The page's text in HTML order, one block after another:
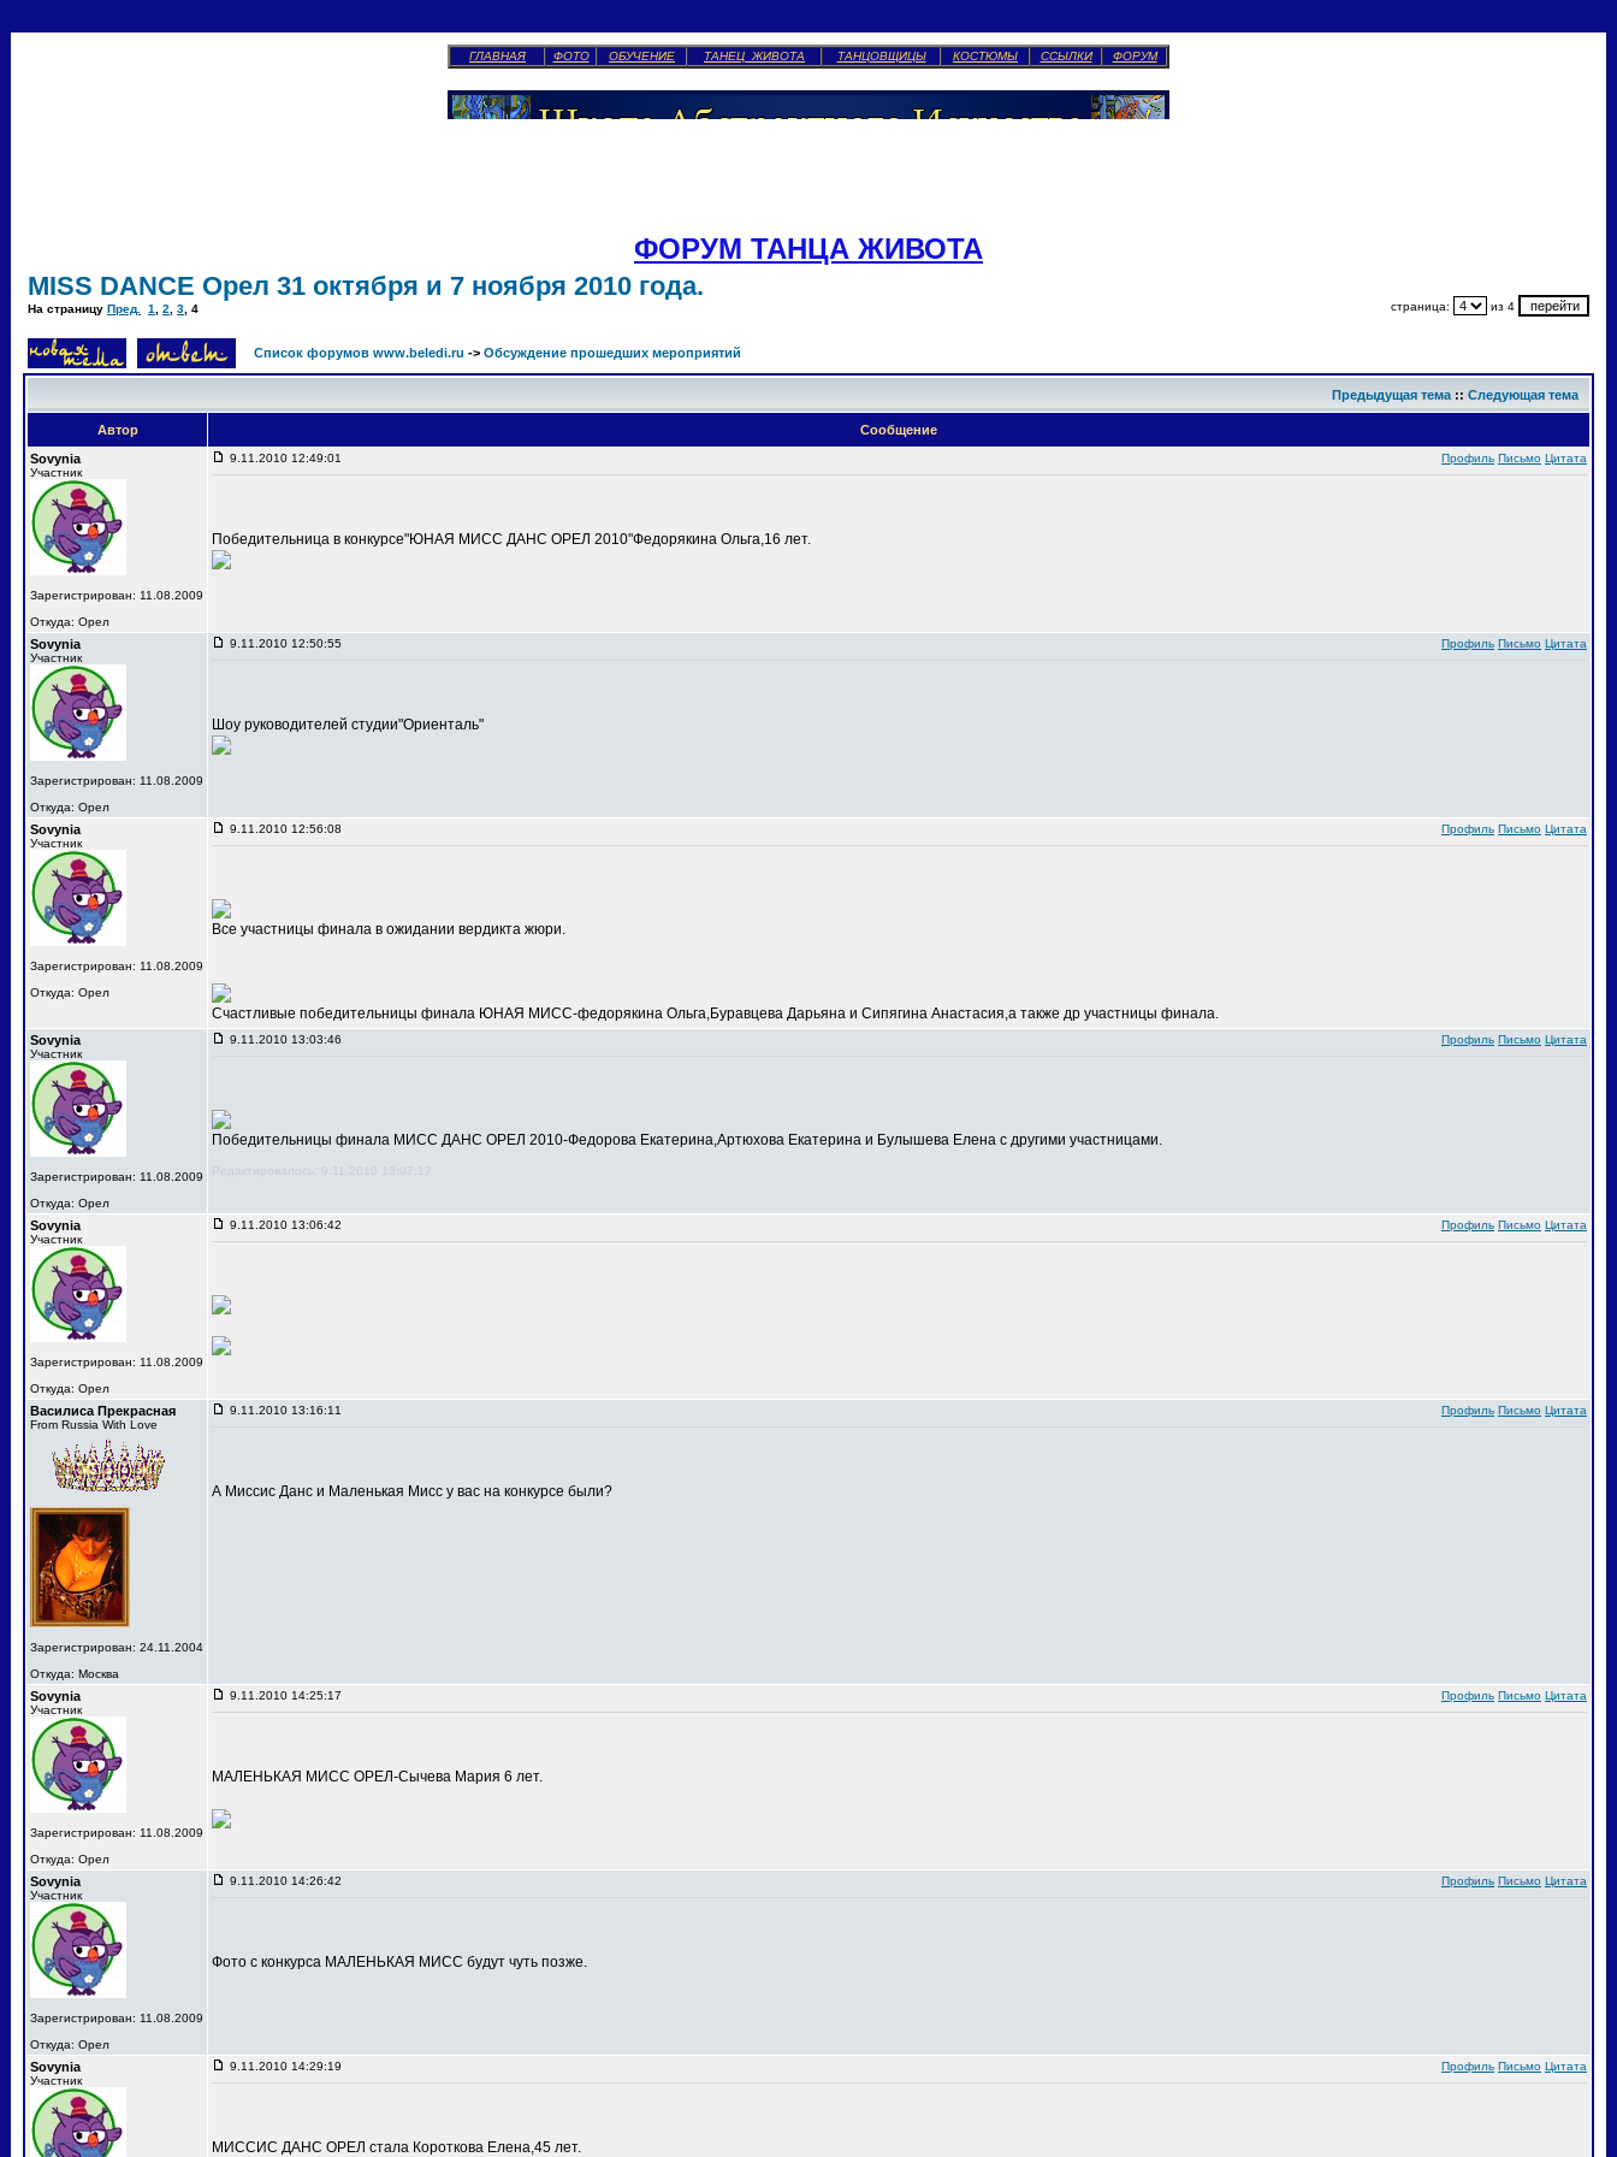
ГЛАВНАЯ ФОТО ОБУЧЕНИЕ ТАНЕЦ ЖИВОТА ТАНЦОВЩИЦЫ КОСТЮМЫ ССЫЛКИ ФОРУМ
ФОРУМ ТАНЦА ЖИВОТА
MISS DANCE Орел 31 октября и 7 ноября 2010 года.
На страницу Пред. 1 2 3 4 страница: из 4
Список форумов www.beledi.ru -> Обсуждение прошедших мероприятий
Предыдущая тема :: Следующая тема
Автор
Сообщение
Sovynia
Участник
Зарегистрирован: 11.08.2009
Откуда: Орел
9.11.2010 12:49:01 Профиль Письмо Цитата
Победительница в конкурсе"ЮНАЯ МИСС ДАНС ОРЕЛ 2010"Федорякина Ольга,16 лет.
Sovynia
Участник
Зарегистрирован: 11.08.2009
Откуда: Орел
9.11.2010 12:50:55 Профиль Письмо Цитата
Шоу руководителей студии"Ориенталь"
Sovynia
Участник
Зарегистрирован: 11.08.2009
Откуда: Орел
9.11.2010 12:56:08 Профиль Письмо Цитата
Все участницы финала в ожидании вердикта жюри.
Счастливые победительницы финала ЮНАЯ МИСС-федорякина Ольга,Буравцева Дарьяна и Сипягина Анастасия,а также др участницы финала.
Sovynia
Участник
Зарегистрирован: 11.08.2009
Откуда: Орел
9.11.2010 13:03:46 Профиль Письмо Цитата
Победительницы финала МИСС ДАНС ОРЕЛ 2010-Федорова Екатерина,Артюхова Екатерина и Булышева Елена с другими участницами.
Редактировалось: 9.11.2010 13:07:17
Sovynia
Участник
Зарегистрирован: 11.08.2009
Откуда: Орел
9.11.2010 13:06:42 Профиль Письмо Цитата
Василиса Прекрасная
From Russia With Love
Зарегистрирован: 24.11.2004
Откуда: Москва
9.11.2010 13:16:11 Профиль Письмо Цитата
А Миссис Данс и Маленькая Мисс у вас на конкурсе были?
Sovynia
Участник
Зарегистрирован: 11.08.2009
Откуда: Орел
9.11.2010 14:25:17 Профиль Письмо Цитата
МАЛЕНЬКАЯ МИСС ОРЕЛ-Сычева Мария 6 лет.
Sovynia
Участник
Зарегистрирован: 11.08.2009
Откуда: Орел
9.11.2010 14:26:42 Профиль Письмо Цитата
Фото с конкурса МАЛЕНЬКАЯ МИСС будут чуть позже.
Sovynia
Участник
9.11.2010 14:29:19 Профиль Письмо Цитата
МИССИС ДАНС ОРЕЛ стала Короткова Елена,45 лет.